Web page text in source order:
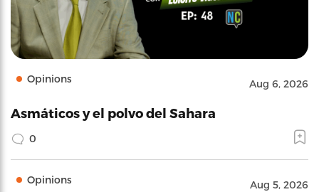
Opinions Aug 6, 2026
Asmáticos y el polvo del Sahara
0
Opinions Aug 5, 2026